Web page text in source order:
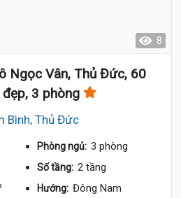
8
Ngọc Vân, Thủ Đức, 60
đẹp, 3 phòng
Bình, Thủ Đức
Phòng ngủ: 3 phòng
Số tầng: 2 tầng
Hướng: Đông Nam